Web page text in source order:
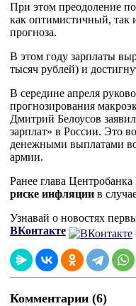
При этом преодоление
как оптимистичный, так
прогноза.
В этом году зарплаты
тысяч рублей) и
В середине апреля
прогнозирования
Дмитрий Белоусов
зарплат» в России. Это
денежными выплатами
армии.
Ранее глава
риске инфляции в
Узнавай о новостях
ВКонтакте
Комментарии (6)